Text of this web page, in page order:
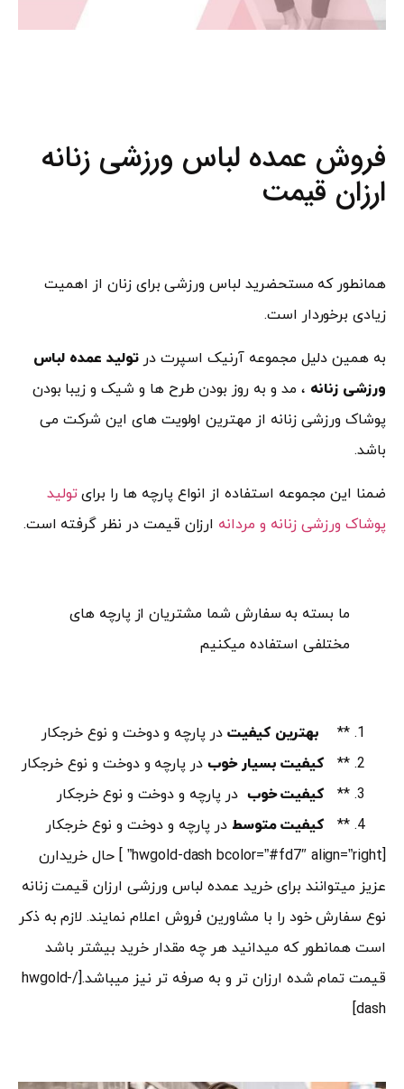
فروش عمده لباس ورزشی زنانه
ارزان قیمت
همانطور که مستحضرید لباس ورزشی برای زنان از اهمیت
زیادی برخوردار است.
به همین دلیل مجموعه آرنیک اسپرت درتولید عمده لباس
ورزشی زنانه ، مد و به روز بودن طرح ها و شیک و زیبا بودن
پوشاک ورزشی زنانه از مهترین اولویت های این شرکت می
باشد.
ضمنا این مجموعه استفاده از انواع پارچه ها را برایتولید
پوشاک ورزشی زنانه و مردانه ارزان قیمت در نظر گرفته است.
ما بسته به سفارش شما مشتریان از پارچه های
مختلفی استفاده میکنیم
** بهترین کیفیت در پارچه و دوخت و نوع خرجکار
**
کیفیت بسیار خوب در پارچه و دوخت و نوع خرجکار
**
کیفیت خوب در پارچه و دوخت و نوع خرجکار
**
کیفیت متوسط در پارچه و دوخت و نوع خرجکار
[hwgold-dash bcolor=”#fd7″ align=”right” ] حال خریدارن
عزیز میتوانند برای خرید عمده لباس ورزشی ارزان قیمت زنانه
نوع سفارش خود را با مشاورین فروش اعلام نمایند. لازم به ذکر
است همانطور که میدانید هر چه مقدار خرید بیشتر باشد
قیمت تمام شده ارزان تر و به صرفه تر نیز میباشد.[/hwgold-
dash]